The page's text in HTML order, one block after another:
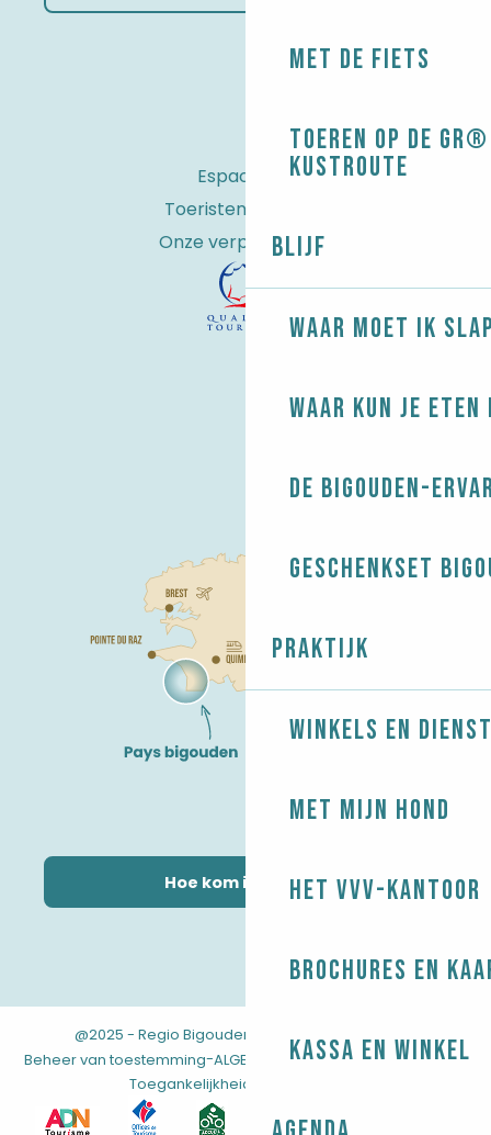
Met de fiets
Toeren op de
kustroute
Blijf
Waar moet ik
Waar kun je eten
De Bigouden-
Geschenkset
Praktijk
Winkels en
Met mijn hond
Het VVV-kantoor
Brochures en
Kassa en winkel
Espace Pro
Toeristenbelasting
Onze verplichtingen
Hoe kom ik daar?
@2025 - Regio Bigouden Juridische informatie-
Beheer van toestemming-ALGEMENE VOORWAARDEN -Kaart-
Toegankelijkheid: niet conform